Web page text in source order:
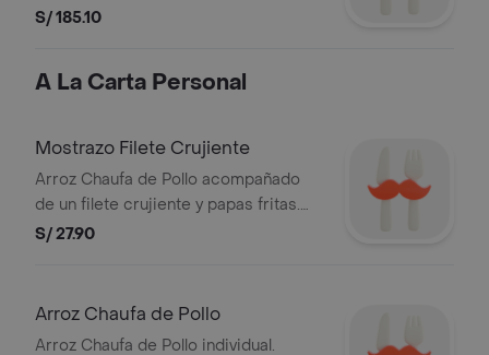
Taypá), 2 Potajes Familiares a
tamarindo. ALERT DEL PERU S.A.C.
S/ 185.10
A La Carta Personal
Mostrazo Filete Crujiente
Arroz Chaufa de Pollo acompañado
de un filete crujiente y papas fritas.
Imágenes referenciales. Razon Social:
S/ 27.90
Arroz Chaufa de Pollo
Arroz Chaufa de Pollo individual.